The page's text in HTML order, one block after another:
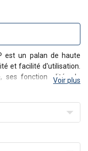
est un palan de haute
et facilité d'utilisation.
fonctionnalités de
Voir plus